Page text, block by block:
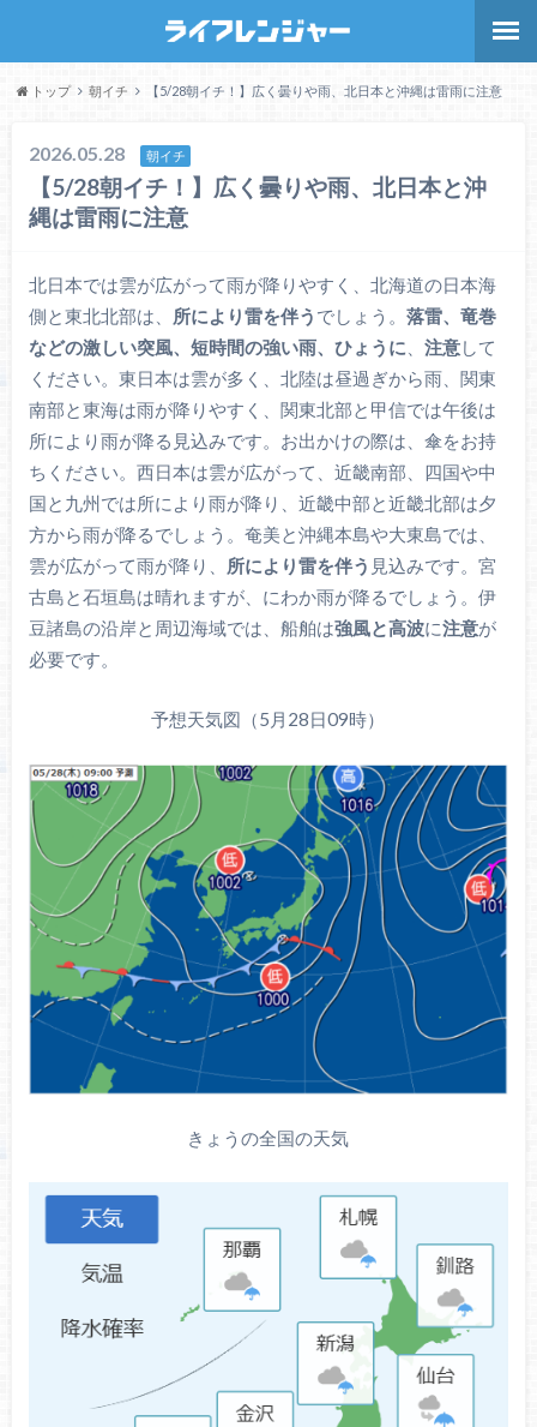
トップ 朝イチ 【5/28朝イチ！】広く曇りや雨、北日本と沖縄は雷雨に注意
2026.05.28 朝イチ
【5/28朝イチ！】広く曇りや雨、北日本と沖
縄は雷雨に注意
北日本では雲が広がって雨が降りやすく、北海道の日本海
側と東北北部は、 所により雷を伴う でしょう。 落雷、竜巻
などの激しい突風、短時間の強い雨、ひょうに
注意して
ください。東日本は雲が多く、北陸は昼過ぎから雨、関東
南部と東海は雨が降りやすく、関東北部と甲信では午後は
所により雨が降る見込みです。お出かけの際は、傘をお持
ちください。西日本は雲が広がって、近畿南部、四国や中
国と九州では所により雨が降り、近畿中部と近畿北部は夕
方から雨が降るでしょう。奄美と沖縄本島や大東島では、
雲が広がって雨が降り、 所により雷を伴う 見込みです。宮
古島と石垣島は晴れますが、にわか雨が降るでしょう。伊
豆諸島の沿岸と周辺海域では、船舶は強風と高波に注意が
必要です。
予想天気図（5月28日09時）
きょうの全国の天気